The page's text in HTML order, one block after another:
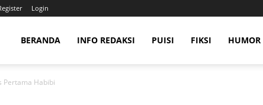
Login
BERANDA INFO REDAKSI PUISI FIKSI HUMOR
Pertama Habibi